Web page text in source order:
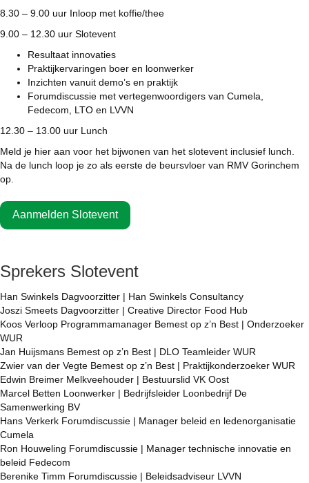
8.30 – 9.00 uur Inloop met koffie/thee
9.00 – 12.30 uur Slotevent
Resultaat innovaties
Praktijkervaringen boer en loonwerker
Inzichten vanuit demo’s en praktijk
Forumdiscussie met vertegenwoordigers van Cumela,
Fedecom, LTO en LVVN
12.30 – 13.00 uur Lunch
Meld je hier aan voor het bijwonen van het slotevent inclusief lunch.
Na de lunch loop je zo als eerste de beursvloer van RMV Gorinchem
op.
Aanmelden Slotevent
Sprekers Slotevent
Han Swinkels Dagvoorzitter | Han Swinkels Consultancy
Joszi Smeets Dagvoorzitter | Creative Director Food Hub
Koos Verloop Programmamanager Bemest op z’n Best | Onderzoeker
WUR
Jan Huijsmans Bemest op z’n Best | DLO Teamleider WUR
Zwier van der Vegte Bemest op z’n Best | Praktijkonderzoeker WUR
Edwin Breimer Melkveehouder | Bestuurslid VK Oost
Marcel Betten Loonwerker | Bedrijfsleider Loonbedrijf De
Samenwerking BV
Hans Verkerk Forumdiscussie | Manager beleid en ledenorganisatie
Cumela
Ron Houweling Forumdiscussie | Manager technische innovatie en
beleid Fedecom
Berenike Timm Forumdiscussie | Beleidsadviseur LVVN